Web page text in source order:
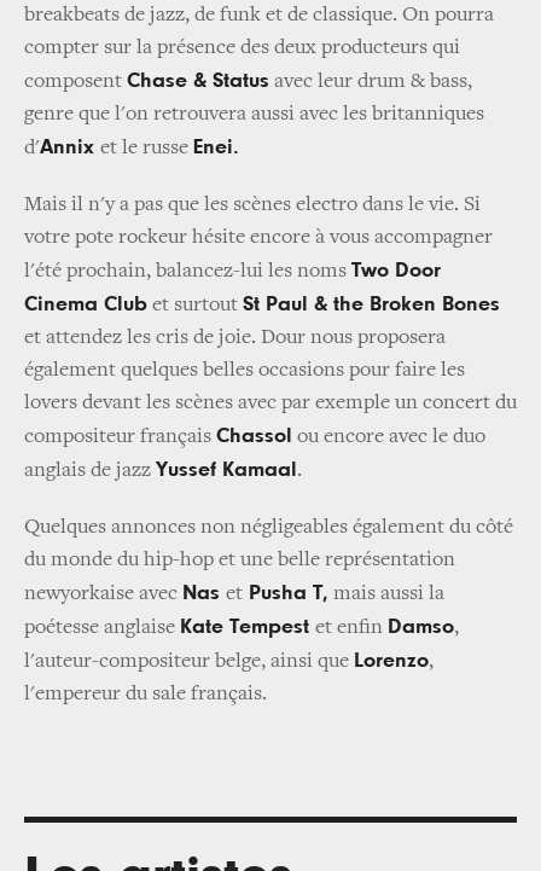
breakbeats de jazz, de funk et de classique. On pourra
compter sur la présence des deux producteurs qui
composent Chase & Status avec leur drum & bass,
genre que l'on retrouvera aussi avec les britanniques
d'Annix et le russe Enei.
Mais il n'y a pas que les scènes electro dans le vie. Si
votre pote rockeur hésite encore à vous accompagner
l'été prochain, balancez-lui les noms Two Door
Cinema Club et surtout St Paul & the Broken Bones
et attendez les cris de joie. Dour nous proposera
également quelques belles occasions pour faire les
lovers devant les scènes avec par exemple un concert du
compositeur français Chassol ou encore avec le duo
anglais de jazz Yussef Kamaal .
Quelques annonces non négligeables également du côté
du monde du hip-hop et une belle représentation
newyorkaise avec Nas et Pusha T, mais aussi la
poétesse anglaise Kate Tempest et enfin Damso,
l'auteur-compositeur belge, ainsi que Lorenzo,
l'empereur du sale français.